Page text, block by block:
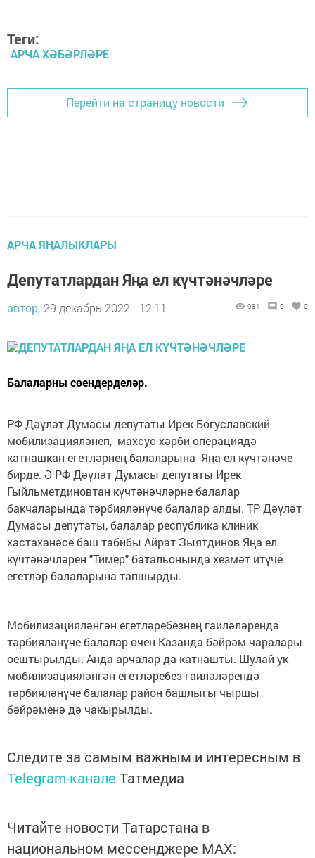
Теги:
АРЧА ХӘБӘРЛӘРЕ
Перейти на страницу новости
АРЧА ЯҢАЛЫКЛАРЫ
Депутатлардан Яңа ел күчтәнәчләре
автор, 29 декабрь 2022 - 12:11 981 0 0
Балаларны сөендерделәр.
РФ Дәүләт Думасы депутаты Ирек Богуславский
мобилизацияләнеп, махсус хәрби операциядә
катнашкан егетләрнең балаларына Яңа ел күчтәнәче
бирде. Ә РФ Дәүләт Думасы депутаты Ирек
Гыйльметдиновтан күчтәнәчләрне балалар
бакчаларында тәрбияләнүче балалар алды. ТР Дәүләт
Думасы депутаты, балалар республика клиник
хастаханәсе баш табибы Айрат Зыятдинов Яңа ел
күчтәнәчләрен "Тимер" батальонында хезмәт итүче
егетләр балаларына тапшырды.
Мобилизацияләнгән егетләребезнең гаиләләрендә
тәрбияләнүче балалар өчен Казанда бәйрәм чаралары
оештырылды. Анда арчалар да катнашты. Шулай ук
мобилизацияләнгән егетләребез гаиләләрендә
тәрбияләнүче балалар район башлыгы чыршы
бәйрәменә дә чакырылды.
Следите за самым важным и интересным в
Telegram-канале Татмедиа
Читайте новости Татарстана в
национальном мессенджере MАХ: